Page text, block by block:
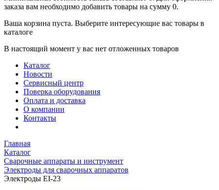
заказа вам необходимо добавить товары на сумму 0.
Ваша корзина пуста. Выберите интересующие вас товары в
каталоге
В настоящий момент у вас нет отложенных товаров
Каталог
Новости
Сервисный центр
Поверка оборудования
Оплата и доставка
О компании
Контакты
Главная
Каталог
Сварочные аппараты и инструмент
Электроды для сварочных аппаратов
Электроды EI-23